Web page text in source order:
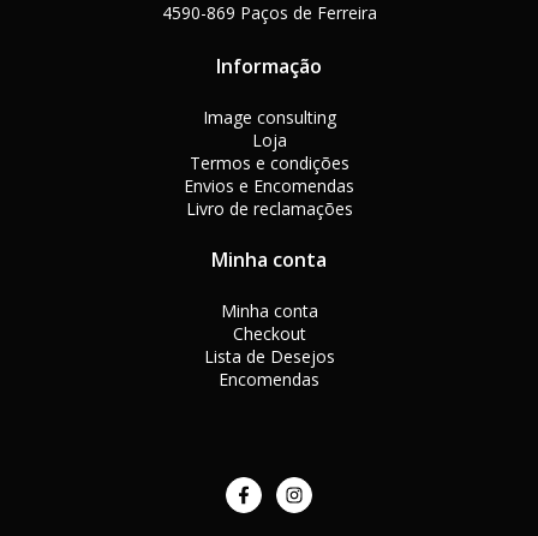
4590-869 Paços de Ferreira
Informação
Image consulting
Loja
Termos e condições
Envios e Encomendas
Livro de reclamações
Minha conta
Minha conta
Checkout
Lista de Desejos
Encomendas